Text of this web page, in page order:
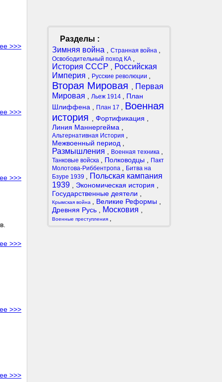
>>>
>>>
>>>
>>>
>>>
>>>
Разделы :
Зимняя война
Странная война
Освободительный поход КА
История СССР
Российская
Империя
Русские революции
Вторая Мировая
Первая
Мировая
Льеж 1914
План
Шлиффена
План 17
Военная
история
Фортификация
Линия Маннергейма
Альтернативная История
Межвоенный период
Размышления Военная техника
Танковые войска Полководцы
Пакт
Молотова-Риббентропа
Битва на
Бзуре 1939
Польская кампания
1939
Экономическая история
Государственные деятели
Крымская война Великие Реформы
Древняя Русь
Московия
Военные преступления